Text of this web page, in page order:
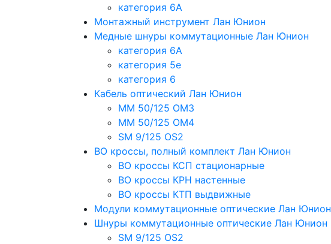
категория 6A
Монтажный инструмент Лан Юнион
Медные шнуры коммутационные Лан Юнион
категория 6A
категория 5e
категория 6
Кабель оптический Лан Юнион
MM 50/125 OM3
MM 50/125 OM4
SM 9/125 OS2
ВО кроссы, полный комплект Лан Юнион
ВО кроссы КСП стационарные
ВО кроссы КРН настенные
ВО кроссы КТП выдвижные
Модули коммутационные оптические Лан Юнион
Шнуры коммутационные оптические Лан Юнион
SM 9/125 OS2